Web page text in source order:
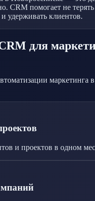
CRM помогает не терять
удерживать клиентов.
для
маркетинга в
и проектов в одном